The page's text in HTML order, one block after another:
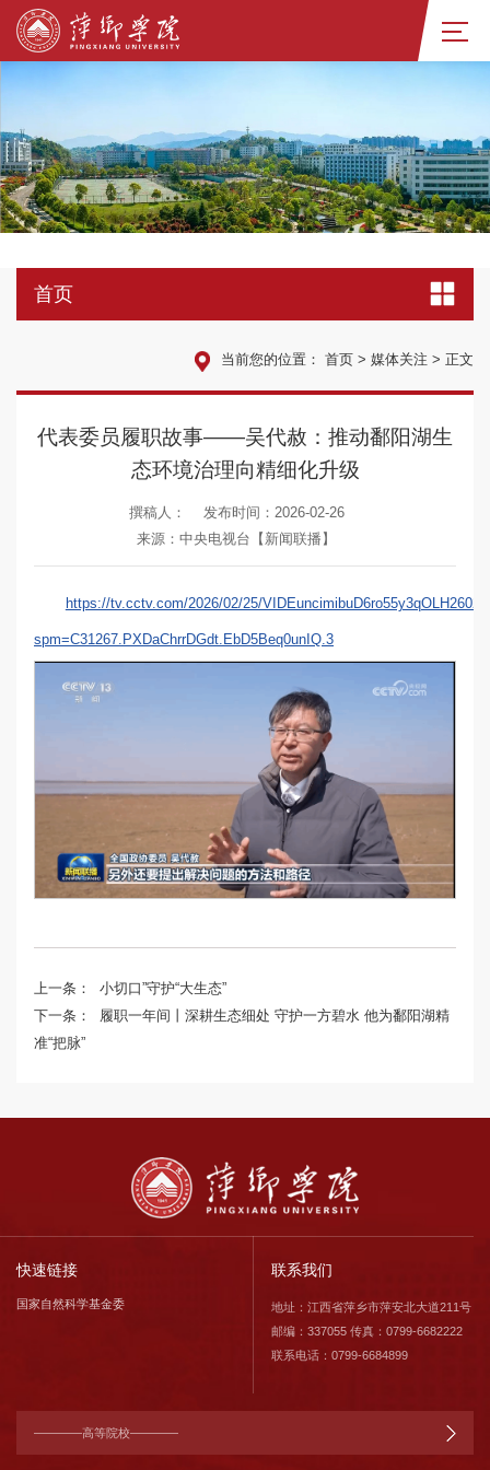
首页
当前您的位置： 首页 > 媒体关注 > 正文
代表委员履职故事——吴代赦：推动鄱阳湖生
态环境治理向精细化升级
撰稿人：
发布时间：2026-02-26
来源：中央电视台【新闻联播】
https://tv.cctv.com/2026/02/25/
spm=C31267.PXDaChrrDGdt.EbD5Beq0unIQ.3
上一条：
小切口”守护“大生态”
下一条：
履职一年间丨深耕生态细处 守护一方碧水 他为鄱阳湖精
准“把脉”
快速链接
国家自然科学基金委
联系我们
地址：江西省萍乡市萍安北大道211号
邮编：337055 传真：0799-6682222
联系电话：0799-6684899
————高等院校————